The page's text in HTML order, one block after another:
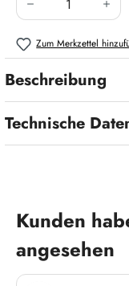
Zum Merkzettel
Beschreibung
Technische
Produktgalerie
Kunden
angesehen